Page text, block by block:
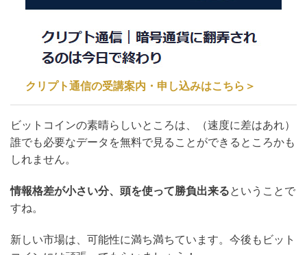
クリプト通信の受講案内・申し込みはこちら＞
ビットコインの素晴らしいところは、（速度に差はあれ）
誰でも必要なデータを無料で見ることができるところかも
しれません。
情報格差が小さい分、頭を使って勝負出来るということで
すね。
新しい市場は、可能性に満ち満ちています。今後もビット